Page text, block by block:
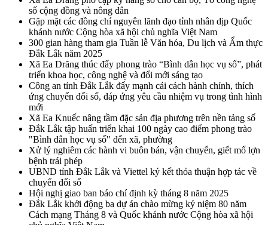
số cộng đồng và nông dân
Gặp mặt các đồng chí nguyên lãnh đạo tỉnh nhân dịp Quốc
khánh nước Cộng hòa xã hội chủ nghĩa Việt Nam
300 gian hàng tham gia Tuần lễ Văn hóa, Du lịch và Ẩm thực
Đắk Lắk năm 2025
Xã Ea Drăng thúc đẩy phong trào “Bình dân học vụ số”, phát
triển khoa học, công nghệ và đổi mới sáng tạo
Công an tỉnh Đắk Lắk đẩy mạnh cải cách hành chính, thích
ứng chuyển đổi số, đáp ứng yêu cầu nhiệm vụ trong tình hình
mới
Xã Ea Knuếc nâng tầm đặc sản địa phương trên nền tảng số
Đắk Lắk tập huấn triển khai 100 ngày cao điểm phong trào
"Bình dân học vụ số" đến xã, phường
Xử lý nghiêm các hành vi buôn bán, vận chuyển, giết mổ lợn
bệnh trái phép
UBND tỉnh Đắk Lắk và Viettel ký kết thỏa thuận hợp tác về
chuyển đổi số
Hội nghị giao ban báo chí định kỳ tháng 8 năm 2025
Đắk Lắk khởi động ba dự án chào mừng kỷ niệm 80 năm
Cách mạng Tháng 8 và Quốc khánh nước Cộng hòa xã hội